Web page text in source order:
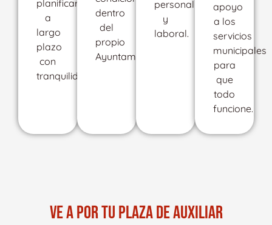
planificar
a
largo
plazo
con
tranquilidad.
dentro
del
propio
Ayuntamiento.
personal
y
laboral.
apoyo
a los
servicios
municipales
para
que
todo
funcione.
VE A POR TU PLAZA DE AUXILIAR